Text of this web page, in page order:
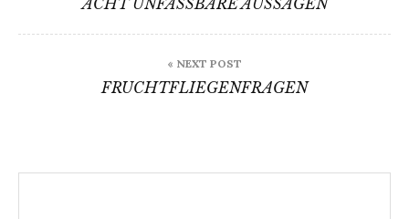
ACHT UNFASSBARE AUSSAGEN
« NEXT POST
FRUCHTFLIEGENFRAGEN